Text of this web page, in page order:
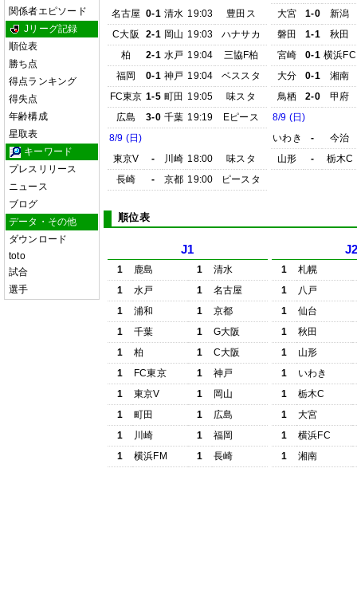
関係者エピソード
Jリーグ記録
順位表
勝ち点
得点ランキング
得失点
年齢構成
星取表
キーワード
プレスリリース
ニュース
ブログ
データ・その他
ダウンロード
toto
試合
選手
名古屋 0-1 清水 19:03
豊田ス
C大阪
2-1 岡山 19:03
ハナサカ
柏
2-1 水戸 19:04
三協F柏
福岡
0-1 神戸 19:04
ベススタ
FC東京 1-5 町田 19:05
味スタ
広島
3-0 千葉 19:19
Eピース
8/9 (日)
東京V
- 川崎 18:00
味スタ
長崎
- 京都 19:00 ピースタ
大宮
1-0
新潟
磐田
1-1
秋田
宮崎
0-1 横浜FC
大分
0-1
湘南
鳥栖
2-0
甲府
8/9 (日)
いわき
-
今治
山形
- 栃木C
順位表
J1
1 鹿島 1
清水
1
水戸 1
名古屋
1
浦和 1
京都
1
千葉 1
G大阪
1
柏 1
C大阪
1
FC東京 1
神戸
1
東京V 1
岡山
1
町田 1
広島
1
川崎 1
福岡
1
横浜FM 1 長崎
1
札幌
1
八戸
1
仙台
1
秋田
1
山形
1
いわき
1
栃木C
1
大宮
1
横浜FC
1
湘南